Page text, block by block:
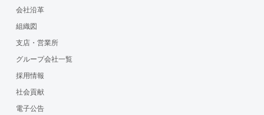
会社沿革
組織図
支店・営業所
グループ会社一覧
採用情報
社会貢献
電子公告